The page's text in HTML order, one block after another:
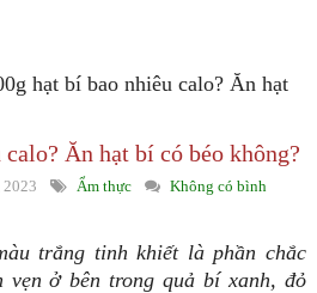
hạt bí bao nhiêu calo? Ăn hạt
Ăn hạt bí có béo không?
Ẩm thực
Không có bình
trắng tinh khiết là phần chắc
vẹn ở bên trong quả bí xanh, đỏ